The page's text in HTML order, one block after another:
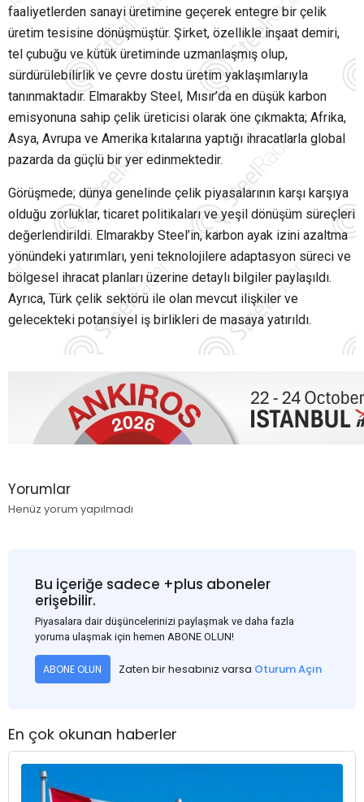
faaliyetlerden sanayi üretimine geçerek entegre bir çelik
üretim tesisine dönüşmüştür. Şirket, özellikle inşaat demiri,
tel çubuğu ve kütük üretiminde uzmanlaşmış olup,
sürdürülebilirlik ve çevre dostu üretim yaklaşımlarıyla
tanınmaktadır. Elmarakby Steel, Mısır’da en düşük karbon
emisyonuna sahip çelik üreticisi olarak öne çıkmakta; Afrika,
Asya, Avrupa ve Amerika kıtalarına yaptığı ihracatlarla global
pazarda da güçlü bir yer edinmektedir.
Görüşmede; dünya genelinde çelik piyasalarının karşı karşıya
olduğu zorluklar, ticaret politikaları ve yeşil dönüşüm süreçleri
değerlendirildi. Elmarakby Steel’in, karbon ayak izini azaltma
yönündeki yatırımları, yeni teknolojilere adaptasyon süreci ve
bölgesel ihracat planları üzerine detaylı bilgiler paylaşıldı.
Ayrıca, Türk çelik sektörü ile olan mevcut ilişkiler ve
gelecekteki potansiyel iş birlikleri de masaya yatırıldı.
Yorumlar
Henüz yorum yapılmadı
Bu içeriğe sadece +plus aboneler
erişebilir.
Piyasalara dair düşüncelerinizi paylaşmak ve daha fazla
yoruma ulaşmak için hemen ABONE OLUN!
ABONE OLUN Zaten bir hesabınız varsa Oturum Açın
En çok okunan haberler